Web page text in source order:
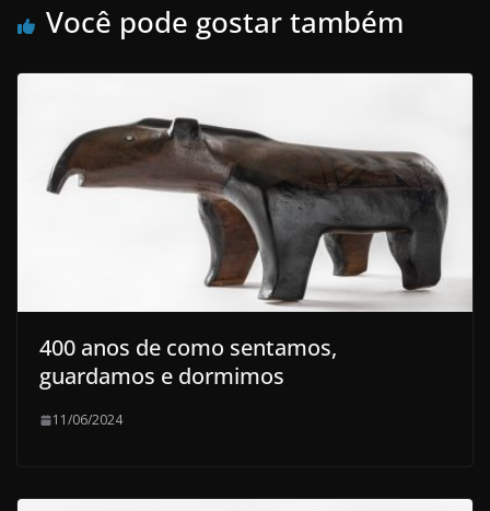
Você pode gostar também
400 anos de como sentamos,
guardamos e dormimos
11/06/2024